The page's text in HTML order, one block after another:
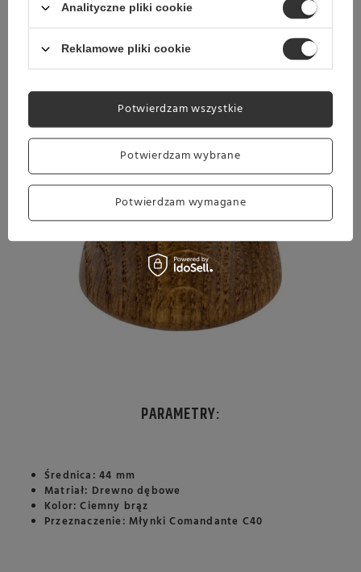
PARAMETRY:
Średnica: 44 mm
Matriał: Drewno dębowe
Kolor: Ciemny brąz
Przeznaczenie: Młynki Comandante C40
Analityczne pliki cookie
Reklamowe pliki cookie
Potwierdzam wybrane
Potwierdzam wymagane
Potwierdzam wszystkie